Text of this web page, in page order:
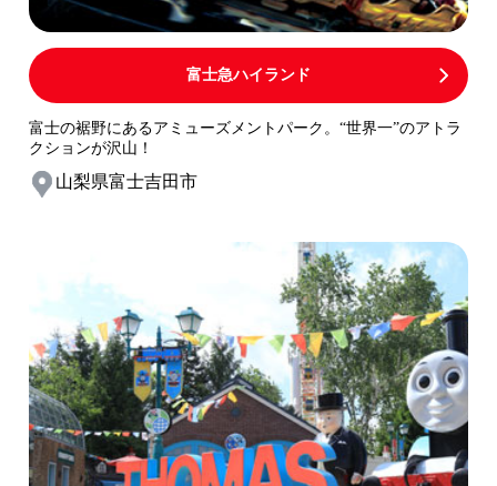
富士急ハイランド
富士の裾野にあるアミューズメントパーク。“世界一”のアトラ
クションが沢山！
山梨県富士吉田市